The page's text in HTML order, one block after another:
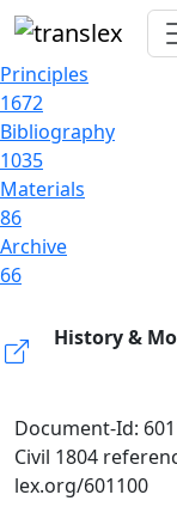
Principles
1672
Bibliography
1035
Materials
86
Archive
66
History &
Document-Id:
Civil 1804
lex.org/601100